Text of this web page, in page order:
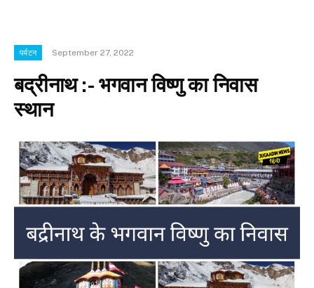
पर्यटन September 27, 2022
बद्रीनाथ :- भगवान विष्णु का निवास
स्थान